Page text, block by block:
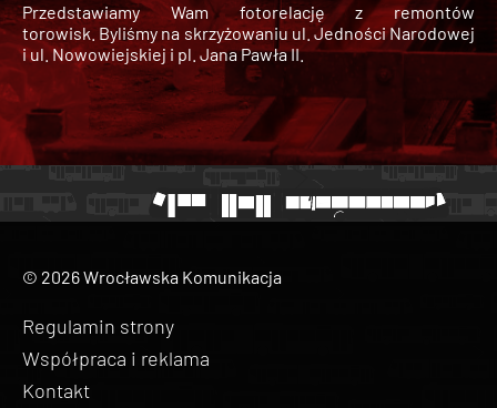
Przedstawiamy Wam fotorelację z remontów
torowisk. Byliśmy na skrzyżowaniu ul. Jedności Narodowej
i ul. Nowowiejskiej i pl. Jana Pawła II.
© 2026 Wrocławska Komunikacja
Regulamin strony
Współpraca i reklama
Kontakt